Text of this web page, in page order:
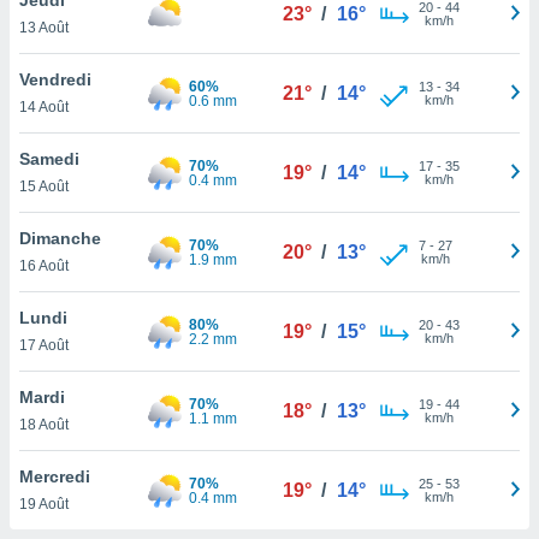
et
»,
au
vous
qu'ils
ou
le
ainsi
un
la
du
13 Août
23° / 16° 20- 44
km/h
Vendredi
14 Août
60%
0.6 mm
21° / 14° 13- 34
km/h
Samedi
15 Août
70%
0.4 mm
19° / 14° 17- 35
km/h
Dimanche
16 Août
70%
1.9 mm
20° / 13° 7- 27
km/h
Lundi
17 Août
80%
2.2 mm
19° / 15° 20- 43
km/h
Mardi
18 Août
70%
1.1 mm
18° / 13° 19- 44
km/h
Mercredi
19 Août
70%
0.4 mm
19° / 14° 25- 53
km/h